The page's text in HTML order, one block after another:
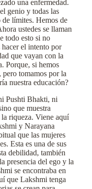
una enfermedad.
genio y todas las
de límites. Hemos de
ustedes se llaman
todo esto si no
el intento por
que vayan con la
Porque, si hemos
tomamos por la
nuestra educación?
Pushti Bhakti, ni
que muestra
riqueza. Viene aquí
y Narayana
que las mujeres
Esta es una de sus
debilidad, también
presencia del ego y la
se encontraba en
que Lakshmi tenga